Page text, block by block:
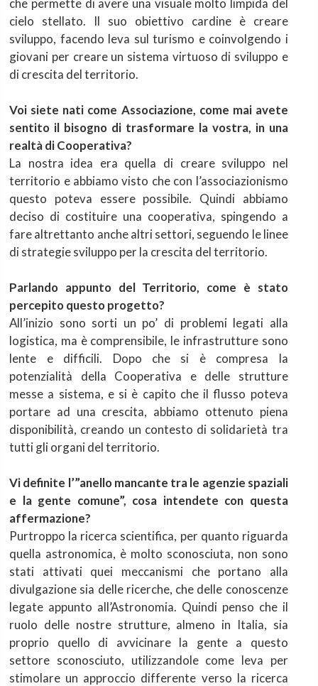
che permette di avere una visuale molto limpida del
cielo stellato. Il suo obiettivo cardine è creare
sviluppo, facendo leva sul turismo e coinvolgendo i
giovani per creare un sistema virtuoso di sviluppo e
di crescita del territorio.
Voi siete nati come Associazione, come mai avete
sentito il bisogno di trasformare la vostra, in una
realtà di Cooperativa?
La nostra idea era quella di creare sviluppo nel
territorio e abbiamo visto che con l’associazionismo
questo poteva essere possibile. Quindi abbiamo
deciso di costituire una cooperativa, spingendo a
fare altrettanto anche altri settori, seguendo le linee
di strategie sviluppo per la crescita del territorio.
Parlando appunto del Territorio, come è stato
percepito questo progetto?
All’inizio sono sorti un po’ di problemi legati alla
logistica, ma è comprensibile, le infrastrutture sono
lente e difficili. Dopo che si è compresa la
potenzialità della Cooperativa e delle strutture
messe a sistema, e si è capito che il flusso poteva
portare ad una crescita, abbiamo ottenuto piena
disponibilità, creando un contesto di solidarietà tra
tutti gli organi del territorio.
Vi definite l’”anello mancante tra le agenzie spaziali
e la gente comune”, cosa intendete con questa
affermazione?
Purtroppo la ricerca scientifica, per quanto riguarda
quella astronomica, è molto sconosciuta, non sono
stati attivati quei meccanismi che portano alla
divulgazione sia delle ricerche, che delle conoscenze
legate appunto all’Astronomia. Quindi penso che il
ruolo delle nostre strutture, almeno in Italia, sia
proprio quello di avvicinare la gente a questo
settore sconosciuto, utilizzandole come leva per
stimolare un approccio differente verso la ricerca